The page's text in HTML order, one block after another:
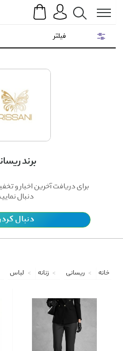
Search
برند ریسانی
برای دریافت آخرین اخبار و
دنبال نمایید.
دنبال کردن
خانه ریسانی زنانه لباس
فیلتر